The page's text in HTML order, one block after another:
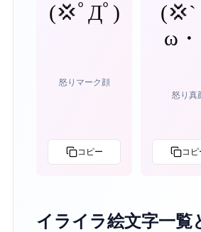
(💢ﾟДﾟ)
怒りマーク顔
コピー
(💢`
ω・
怒り真
コピ
イライラ絵文字一覧